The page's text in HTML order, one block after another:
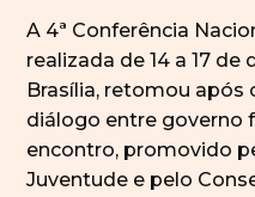
A 4ª Conferência
realizada de 14 a 17
Brasília, retomou
diálogo entre governo
encontro, promovido
Juventude e pelo